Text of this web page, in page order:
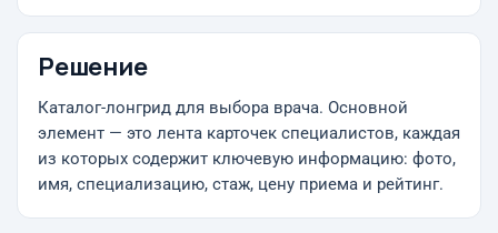
Решение
Каталог-лонгрид для выбора врача. Основной
элемент — это лента карточек специалистов, каждая
из которых содержит ключевую информацию: фото,
имя, специализацию, стаж, цену приема и рейтинг.